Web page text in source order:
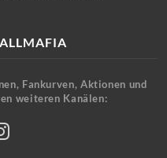
Fankurven, Aktionen und
weiteren Kanälen: